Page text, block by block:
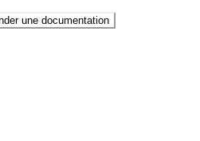
une documentation